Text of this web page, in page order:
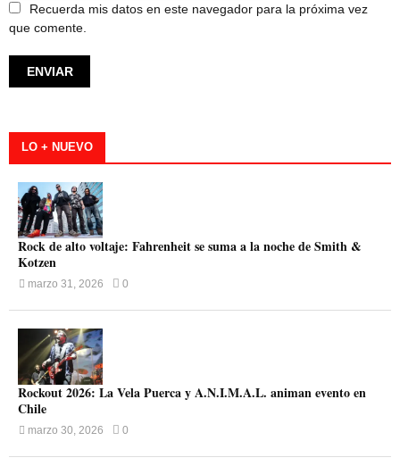
Recuerda mis datos en este navegador para la próxima vez
que comente.
LO + NUEVO
Rock de alto voltaje: Fahrenheit se suma a la noche de Smith &
Kotzen
marzo 31, 2026 0
Rockout 2026: La Vela Puerca y A.N.I.M.A.L. animan evento en
Chile
marzo 30, 2026 0